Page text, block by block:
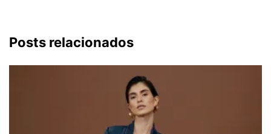
Posts relacionados